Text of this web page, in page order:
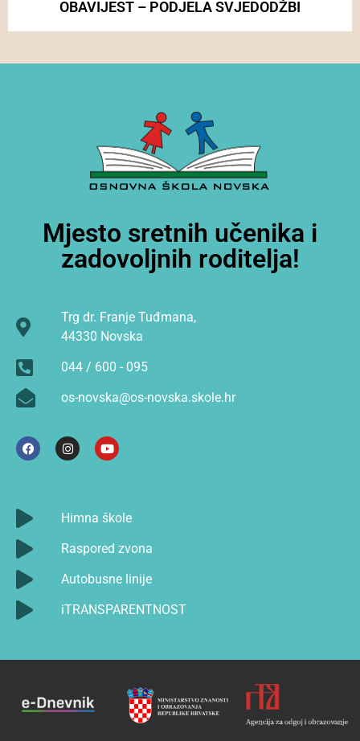
OBAVIJEST – PODJELA SVJEDODŽBI
Mjesto sretnih učenika i
zadovoljnih roditelja!
Trg dr. Franje Tuđmana,
44330 Novska
044 / 600 - 095
os-novska@os-novska.skole.hr
Himna škole
Raspored zvona
Autobusne linije
iTRANSPARENTNOST